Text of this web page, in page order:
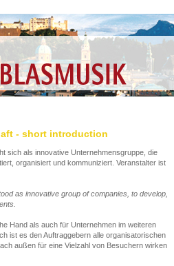
- short introduction
sich als innovative Unternehmensgruppe, die
organisiert und kommuniziert. Veranstalter ist
as innovative group of companies, to develop,
Hand als auch für Unternehmen im weiteren
ist es den Auftraggebern alle organisatorischen
außen für eine Vielzahl von Besuchern wirken